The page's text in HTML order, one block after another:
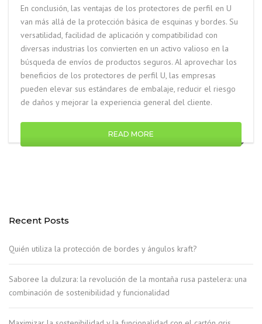
En conclusión, las ventajas de los protectores de perfil en U
van más allá de la protección básica de esquinas y bordes. Su
versatilidad, facilidad de aplicación y compatibilidad con
diversas industrias los convierten en un activo valioso en la
búsqueda de envíos de productos seguros. Al aprovechar los
beneficios de los protectores de perfil U, las empresas
pueden elevar sus estándares de embalaje, reducir el riesgo
de daños y mejorar la experiencia general del cliente.
READ MORE
Recent Posts
Quién utiliza la protección de bordes y ángulos kraft?
Saboree la dulzura: la revolución de la montaña rusa pastelera: una
combinación de sostenibilidad y funcionalidad